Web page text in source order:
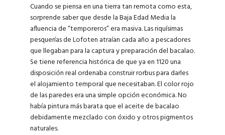
Cuando se piensa en una tierra tan remota como esta,
sorprende saber que desde la Baja Edad Media la
afluencia de “temporeros” era masiva. Las riquísimas
pesquerías de Lofoten atraían cada año a pescadores
que llegaban para la captura y preparación del bacalao.
Se tiene referencia histórica de que ya en 1120 una
disposición real ordenaba construir rorbus para darles
el alojamiento temporal que necesitaban. El color rojo
de las paredes era una simple opción económica. No
había pintura más barata que el aceite de bacalao
debidamente mezclado con óxido y otros pigmentos
naturales.